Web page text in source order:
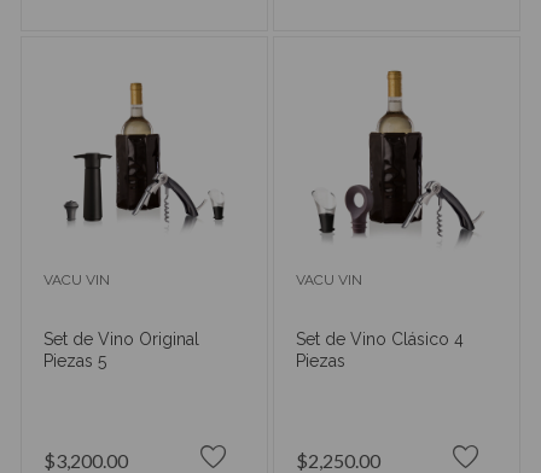
VACU VIN
Set de Vino Original
Piezas 5
$3,200.00
VACU VIN
Set de Vino Clásico 4
Piezas
$2,250.00